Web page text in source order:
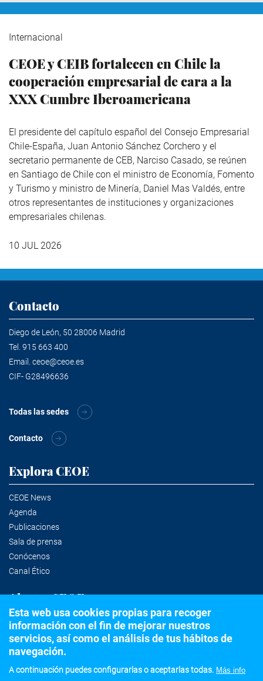
Internacional
CEOE y CEIB fortalecen en Chile la
cooperación empresarial de cara a la
XXX Cumbre Iberoamericana
El presidente del capítulo español del Consejo Empresarial
Chile-España, Juan Antonio Sánchez Corchero y el
secretario permanente de CEB, Narciso Casado, se reúnen
en Santiago de Chile con el ministro de Economía, Fomento
y Turismo y ministro de Minería, Daniel Mas Valdés, entre
otros representantes de instituciones y organizaciones
empresariales chilenas.
10 JUL 2026
Contacto
Diego de León, 50 28006 Madrid
Tel. 915 663 400
Email. ceoe@ceoe.es
CIF- G28496636
Todas las sedes
Contacto
Explora CEOE
CEOE News
Agenda
Publicaciones
Sala de prensa
Conócenos
Canal Ético
Alertas CEOE
Suscríbete a la newsletter
Esta web usa cookies propias para recoger
información con el fin de mejorar nuestros
servicios, así como el análisis de tus hábitos de
navegación.
A continuación puedes configurarlas o aceptarlas todas. Más info